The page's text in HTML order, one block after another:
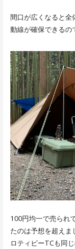
間口が広くなると全
動線が確保できるの
100円均一で売られ
たのは予想を超えま
ロティピーTCも同